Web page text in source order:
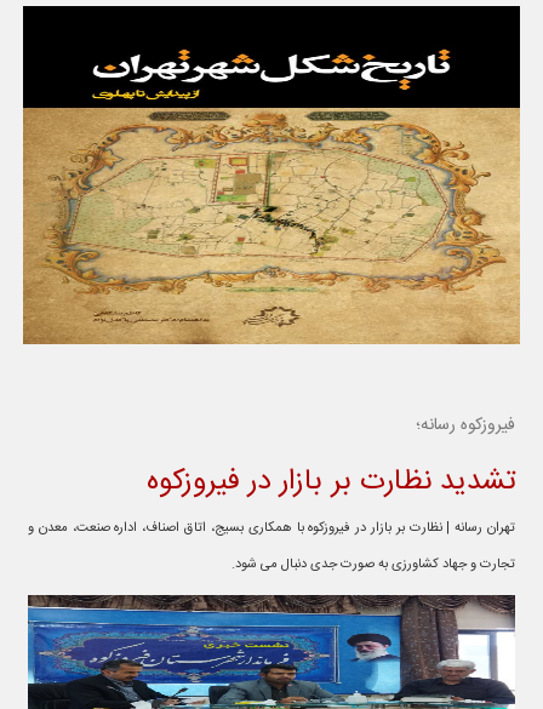
فیروزکوه رسانه؛
تشدید نظارت بر بازار در فیروزکوه
تهران رسانه | نظارت بر بازار در فیروزکوه با همکاری بسیج، اتاق اصناف، اداره صنعت، معدن و
تجارت و جهاد کشاورزی به صورت جدی دنبال می شود.